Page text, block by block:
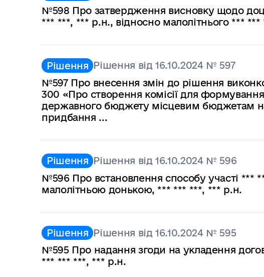
№598 Про затвердження висновку щодо
*** ***, *** р.н., відносно малолітнього ***
Рішення Рішення від 16.10.2024 № 597
№597 Про внесення змін до рішення
300 «Про створення комісії для
державного бюджету місцевим бюджетам
придбання ...
Рішення Рішення від 16.10.2024 № 596
№596 Про встановлення способу участі ***
малолітньою донькою, *** *** ***, *** р.н.
Рішення Рішення від 16.10.2024 № 595
№595 Про надання згоди на укладення
*** *** ***, *** р.н.